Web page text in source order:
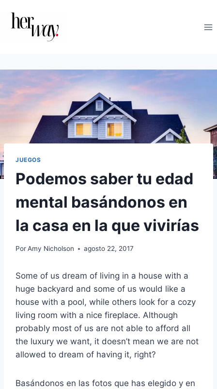
contenido
JUEGOS
Podemos saber tu edad
mental basándonos en
la casa en la que vivirías
PorAmy Nicholson agosto 22, 2017
Some of us dream of living in a house with a
huge backyard and some of us would like a
house with a pool, while others look for a cozy
living room with a nice fireplace. Although
probably most of us are not able to afford all
the luxury we want, it doesn’t mean we are not
allowed to dream of having it, right?
Basándonos en las fotos que has elegido y en